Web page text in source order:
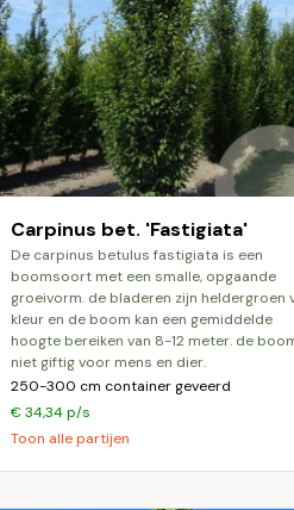
Carpinus bet. 'Fastigiata'
de carpinus betulus fastigiata is een
boomsoort met een smalle, opgaande
groeivorm. de bladeren zijn heldergroen
kleur en de boom kan een gemiddelde
hoogte bereiken van 8-12 meter. de
niet giftig voor mens en dier.
250-300 cm container geveerd
€ 34,34 p/s
Toon alle partijen